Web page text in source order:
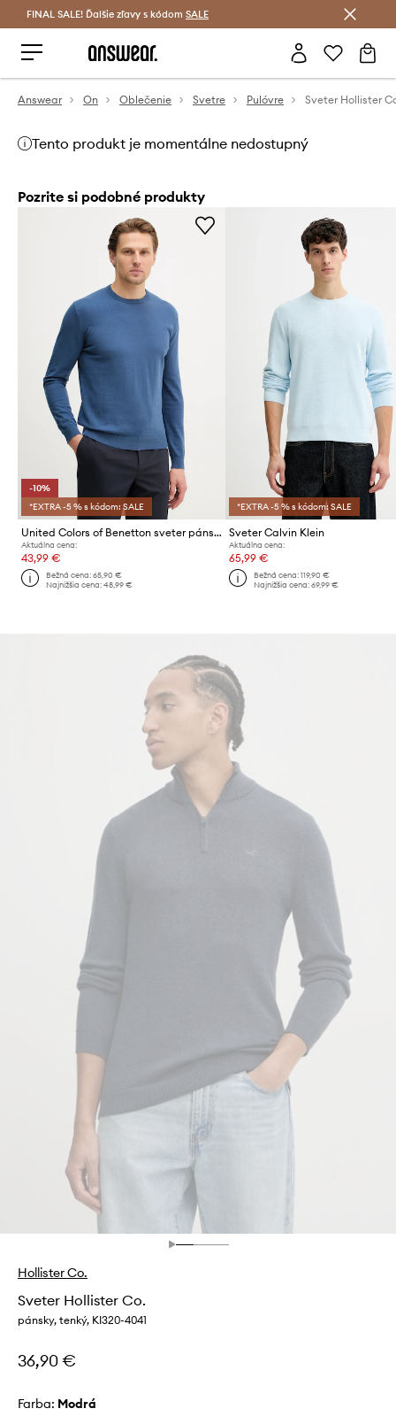
Šetrite s Answear Club >
FINAL SALE! Ďalšie zľavy s kódom SALE
Answear On Oblečenie Svetre Pulóvre Sveter Hollister
Tento produkt je momentálne nedostupný
Pozrite si podobné produkty
-10%
*EXTRA -5 % s kódom: SALE
United Colors of Benetton sveter pánsky bavlnený
Aktuálna cena:
43,99 €
Bežná cena:65,90 €
Najnižšia cena:48,99 €
*EXTRA -5 % s kódom: SALE
Sveter Calvin Klein
Aktuálna cena:
65,99 €
Bežná cena: 119,90 €
Najnižšia cena: 69,99 €
Hollister Co.
Sveter Hollister Co.
pánsky, tenký, KI320-4041
36,90 €
Farba: modrá